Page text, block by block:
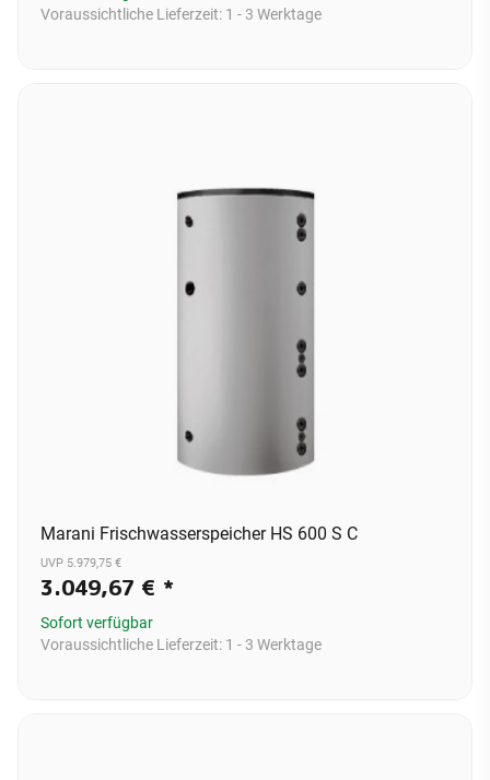
Voraussichtliche Lieferzeit: 1 - 3 Werktage
Marani Frischwasserspeicher HS 600 S C
UVP 5.979,75 €
3.049,67 € *
Sofort verfügbar
Voraussichtliche Lieferzeit: 1 - 3 Werktage